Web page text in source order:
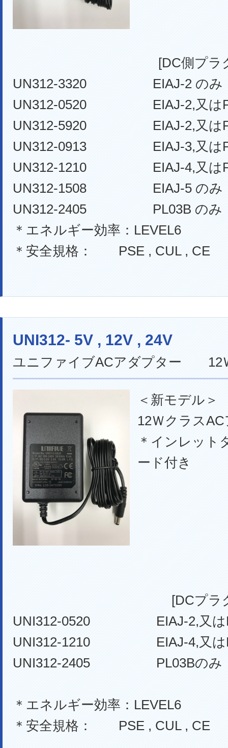
[DC側プラ
UN312-3320 EIAJ-2 のみ
UN312-0520 EIAJ-2,又は
UN312-5920 EIAJ-2,又は
UN312-0913 EIAJ-3,又は
UN312-1210 EIAJ-4,又は
UN312-1508 EIAJ-5 のみ
UN312-2405 PL03B のみ
＊エネルギー効率：LEVEL6
＊安全規格： PSE , CUL , CE
UNI312- 5V , 12V , 24V
ユニファイブACアダプター 12
＜新モデル
12Ｗクラス
＊インレッ
ード付き
[DCプラ
UNI312-0520 EIAJ-2,又は
UNI312-1210 EIAJ-4,又は
UNI312-2405 PL03Bのみ
＊エネルギー効率：LEVEL6
＊安全規格： PSE , CUL , CE